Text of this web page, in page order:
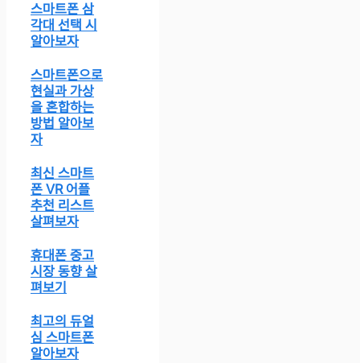
스마트폰 삼
각대 선택 시
알아보자
스마트폰으로
현실과 가상
을 혼합하는
방법 알아보
자
최신 스마트
폰 VR 어플
추천 리스트
살펴보자
휴대폰 중고
시장 동향 살
펴보기
최고의 듀얼
심 스마트폰
알아보자